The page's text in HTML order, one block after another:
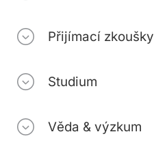
Přijímací zkoušky
Studium
Věda & výzkum